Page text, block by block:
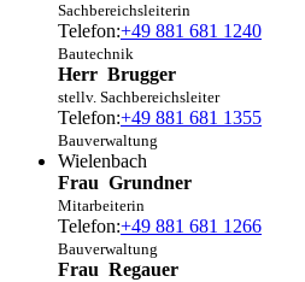
Sachbereichsleiterin
Telefon:+49 881 681 1240
Bautechnik
Herr Brugger
stellv. Sachbereichsleiter
Telefon:+49 881 681 1355
Bauverwaltung
Wielenbach
Frau Grundner
Mitarbeiterin
Telefon:+49 881 681 1266
Bauverwaltung
Frau Regauer